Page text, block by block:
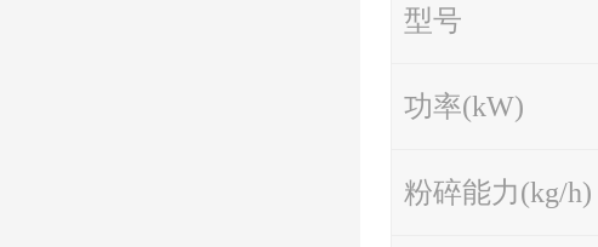
型号
功率(kW)
粉碎能力(kg/h)